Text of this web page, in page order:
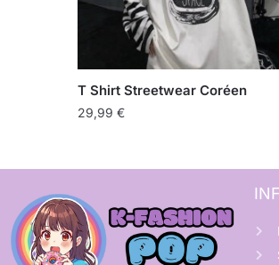
T Shirt Streetwear Coréen
29,99€